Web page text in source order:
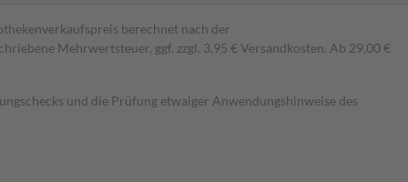
berechnet nach der
Mehrwertsteuer, ggf. zzgl. 3,95 € Versandkosten. Ab 29,00 €
und die Prüfung etwaiger Anwendungshinweise des